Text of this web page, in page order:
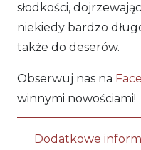
słodkości,
niekiedy bardzo
także do deserów.
Obserwuj nas na
winnymi nowościami!
Dodatkowe